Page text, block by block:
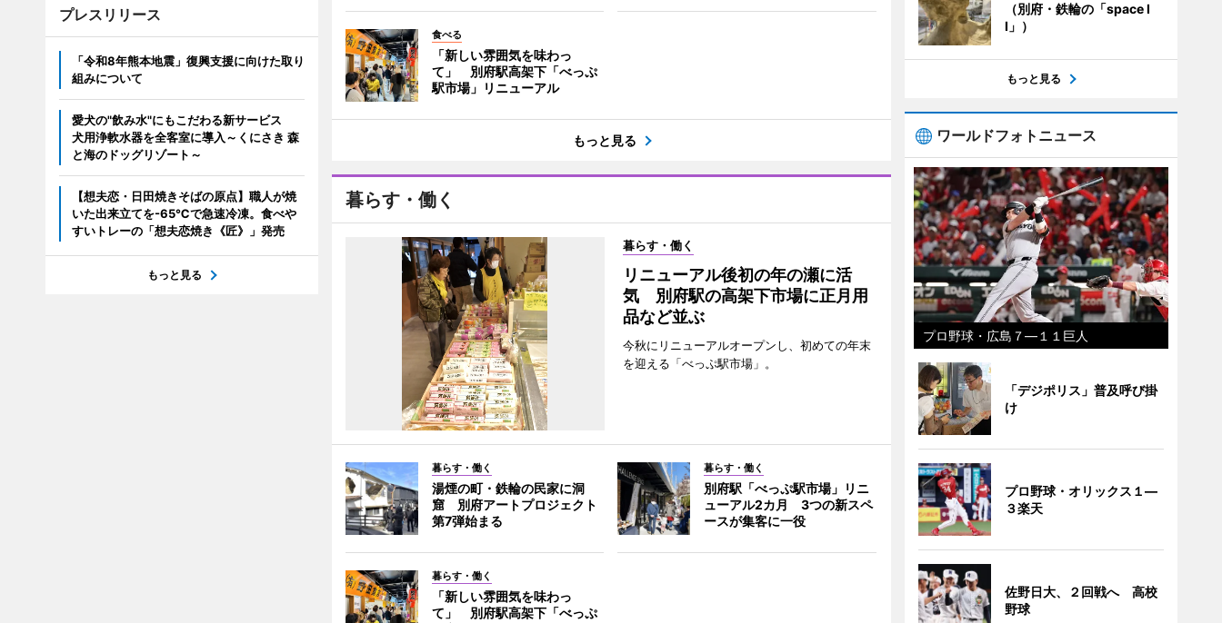
食べる
「新しい雰囲気を味わっ
て」 別府駅高架下「べっぷ
駅市場」リニューアル
もっと見る
暮らす・働く
暮らす・働く
リニューアル後初の年の瀬に活
気 別府駅の高架下市場に正月用
品など並ぶ
今秋にリニューアルオープンし、初めての年末
を迎える「べっぷ駅市場」。
暮らす・働く
湯煙の町・鉄輪の民家に洞
窟 別府アートプロジェクト
第7弾始まる
暮らす・働く
別府駅「べっぷ駅市場」リニ
ューアル2カ月 3つの新スペ
ースが集客に一役
暮らす・働く
「新しい雰囲気を味わっ
て」 別府駅高架下「べっぷ
プレスリリース
「令和8年熊本地震」復興支援に向けた取り
組みについて
愛犬の"飲み水"にもこだわる新サービス
犬用浄軟水器を全客室に導入～くにさき 森
と海のドッグリゾート～
【想夫恋・日田焼きそばの原点】職人が焼
いた出来立てを-65℃で急速冷凍。食べや
すいトレーの「想夫恋焼き《匠》」発売
もっと見る
（別府・鉄輪の「space I
I」）
もっと見る
ワールドフォトニュース
プロ野球・広島７―１１巨人
「デジポリス」普及呼び掛
け
プロ野球・オリックス１―
３楽天
佐野日大、２回戦へ 高校
野球